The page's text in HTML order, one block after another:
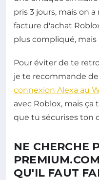
pris 3 jours, mais on a
facture d'achat
plus compliqué, mais
Pour éviter de te
je te recommande
connexion Alexa au
avec Roblox, mais
que tu sécurises ton
NE CHERCHE
QU'IL FAUT